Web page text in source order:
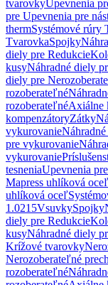
tvarovkyUpevnenia
pre Upevnenia pre
thermSystémové rúry
TvarovkaSpojky
diely pre Redukcie
kusyNáhradné diely
diely pre
rozoberateľné
rozoberateľnéAxiálne
kompenzátoryZátky
vykurovanie
pre vykurovanie
vykurovanie
tesneniaUpevnenia
Mapress uhlíková oceľ
uhlíková oceľ
1.0215VsuvkySpojky
diely pre Redukcie
kusyNáhradné diely
Krížové tvarovky
Nerozoberateľné
rozoberateľné